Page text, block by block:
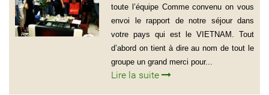
toute l’équipe Comme convenu on vous
envoi le rapport de notre séjour dans
votre pays qui est le VIETNAM. Tout
d’abord on tient à dire au nom de tout le
groupe un grand merci pour...
Lire la suite